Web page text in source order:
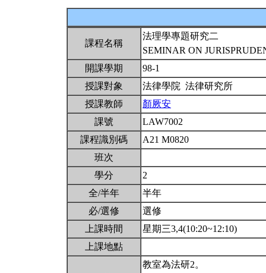
課程名稱
法理學專題研究二
SEMINAR ON
開課學期
98-1
授課對象
法律學院 法律研究所
授課教師
顏厥安
課號
LAW7002
課程識別碼
A21 M0820
班次
學分
2
全/半年
半年
必/選修
選修
上課時間
星期三3,4(10:20~12:10)
上課地點
教室為法研2。